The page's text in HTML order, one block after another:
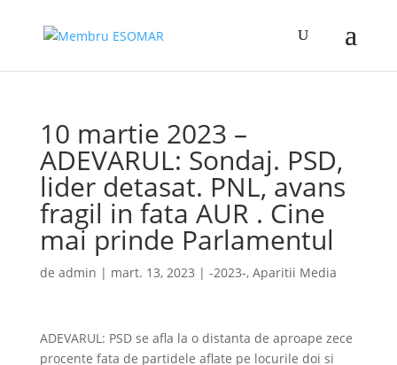
10 martie 2023 –
ADEVARUL: Sondaj. PSD,
lider detasat. PNL, avans
fragil in fata AUR . Cine
mai prinde Parlamentul
de admin | mart. 13, 2023 | -2023-, Aparitii Media
ADEVARUL: PSD se afla la o distanta de aproape zece
procente fata de partidele aflate pe locurile doi si